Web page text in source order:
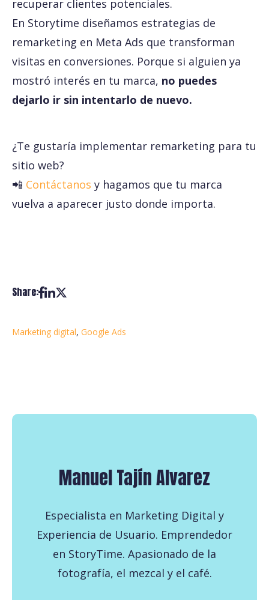
recuperar clientes potenciales.
En Storytime diseñamos estrategias de
remarketing en Meta Ads que transforman
visitas en conversiones. Porque si alguien ya
mostró interés en tu marca, no puedes
dejarlo ir sin intentarlo de nuevo.
¿Te gustaría implementar remarketing para tu
sitio web?
📲 Contáctanos y hagamos que tu marca
vuelva a aparecer justo donde importa.
Share:
Marketing digital, Google Ads
Manuel Tajín Alvarez
Especialista en Marketing Digital y
Experiencia de Usuario. Emprendedor
en StoryTime. Apasionado de la
fotografía, el mezcal y el café.